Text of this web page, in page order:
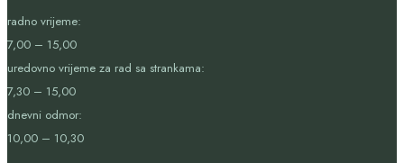
radno vrijeme:
7,00 – 15,00
uredovno vrijeme za rad sa strankama:
7,30 – 15,00
dnevni odmor:
10,00 – 10,30